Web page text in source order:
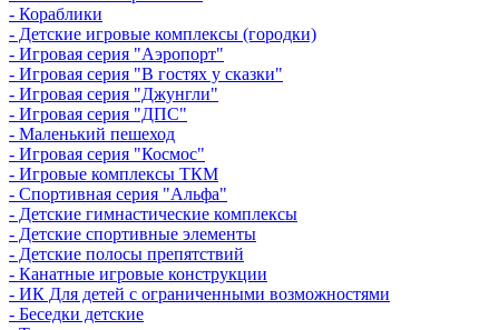
- Кораблики
- Детские игровые комплексы (городки)
- Игровая серия "Аэропорт"
- Игровая серия "В гостях у сказки"
- Игровая серия "Джунгли"
- Игровая серия "ДПС"
- Маленький пешеход
- Игровая серия "Космос"
- Игровые комплексы ТКМ
- Спортивная серия "Альфа"
- Детские гимнастические комплексы
- Детские спортивные элементы
- Детские полосы препятствий
- Канатные игровые конструкции
- ИК Для детей с ограниченными возможностями
- Беседки детские